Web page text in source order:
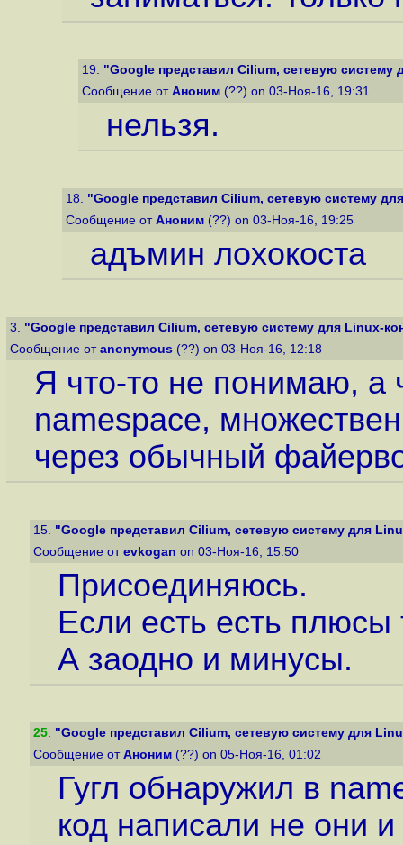
19. "Google представил Cilium, сетевую систему
Сообщение от Аноним (??) on 03-Ноя-16, 19:31
нельзя.
18. "Google представил Cilium, сетевую систему
Сообщение от Аноним (??) on 03-Ноя-16, 19:25
адъмин лохокоста
3. "Google представил Cilium, сетевую систему для Linux-
Сообщение от anonymous (??) on 03-Ноя-16, 12:18
Я что-то не понимаю, а
namespace,
через обычный
15. "Google представил Cilium, сетевую систему для
Сообщение от evkogan on 03-Ноя-16, 15:50
Присоединяюсь.
Если есть есть плюсы
А заодно и минусы.
25. "Google представил Cilium, сетевую систему для
Сообщение от Аноним (??) on 05-Ноя-16, 01:02
Гугл обнаружил в
код написали не они